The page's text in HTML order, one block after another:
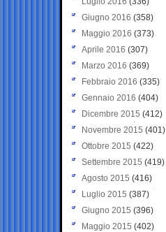
Giugno 2016 (358)
Maggio 2016 (373)
Aprile 2016 (307)
Marzo 2016 (369)
Febbraio 2016 (335)
Gennaio 2016 (404)
Dicembre 2015 (412)
Novembre 2015 (401)
Ottobre 2015 (422)
Settembre 2015 (419)
Agosto 2015 (416)
Luglio 2015 (387)
Giugno 2015 (396)
Maggio 2015 (402)